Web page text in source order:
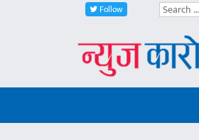
Follow